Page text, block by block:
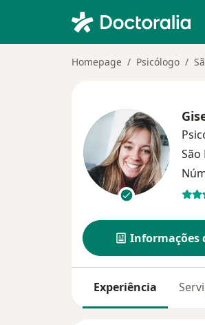
Homepage Psicólogo
São
Informações
Experiência